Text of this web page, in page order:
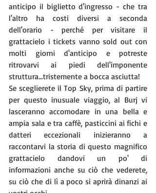
anticipo il biglietto d'ingresso - che tra
l'altro ha costi diversi a seconda
dell'orario - perché per visitare il
grattacielo i tickets vanno sold out con
molti giorni d'anticipo e potreste
ritrovarvi ai piedi dell'imponente
struttura...tristemente a bocca asciutta!
Se sceglierete il Top Sky, prima di partire
per questo inusuale viaggio, al Burj vi
lasceranno accomodare in una bella e
ampia sala e tra caffè, pasticcini ai fichi e
datteri eccezionali inizieranno a
raccontarvi la storia di questo magnifico
grattacielo dandovi un po' di
informazioni anche su ciò che vederete,
su ciò che di lì a poco si aprirà dinanzi ai